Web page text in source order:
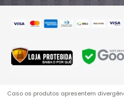
Caso os produtos apresentem